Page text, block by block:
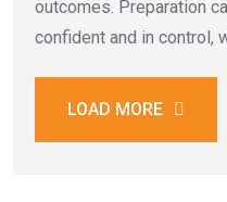
outcomes. Preparation
confident and in control,
LOAD MORE